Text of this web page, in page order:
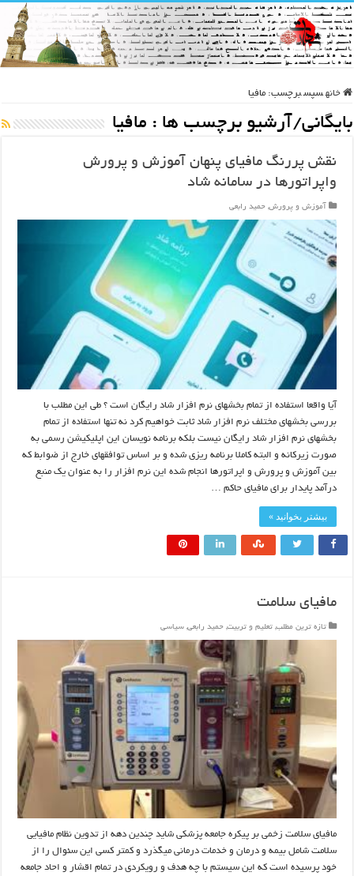
خانه سپس برچسب: مافیا
بایگانی/آرشیو برچسب ها : مافیا
نقش پررنگ مافیای پنهان آموزش و پرورش
واپراتورها در سامانه شاد
آموزش و پرورش, حمید رابعی
آیا واقعا استفاده از تمام بخشهای نرم افزار شاد رایگان است ؟ طی این مطلب با
بررسی بخشهای مختلف نرم افزار شاد ثابت خواهیم کرد نه تنها استفاده از تمام
بخشهای نرم افزار شاد رایگان نیست بلکه برنامه نویسان این اپلیکیشن رسمی به
صورت زیرکانه و البته کاملا برنامه ریزی شده و بر اساس توافقهای خارج از ضوابط که
بین آموزش و پرورش و اپراتورها انجام شده این نرم افزار را به عنوان یک منبع
درآمد پایدار برای مافیای حاکم …
بیشتر بخوانید »
مافیای سلامت
تازه ترین مطلب, تعلیم و تربیت, حمید رابعی, سیاسی
مافیای سلامت زخمی بر پیکره جامعه پزشکی شاید چندین دهه از تدوین نظام مافیایی
سلامت شامل بیمه و درمان و خدمات درمانی میگذرد و کمتر کسی این سئوال را از
خود پرسیده است که این سیستم با چه هدف و رویکردی در تمام اقشار و احاد جامعه